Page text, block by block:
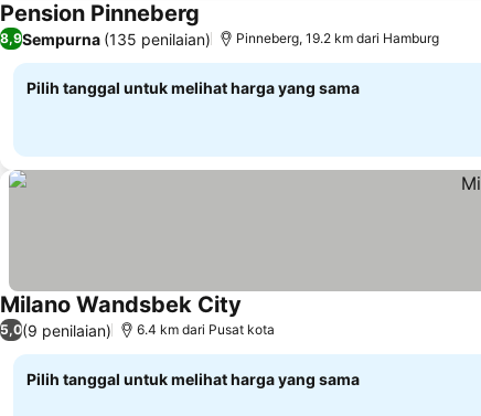
Pension Pinneberg Lihat harga
8,9Sempurna (135 penilaian) Pinneberg, 19.2 km dari Hamburg
Pilih tanggal untuk melihat harga yang sama
Milano Wandsbek City
5,0(9 penilaian) 6.4 km dari Pusat kota
Pilih tanggal untuk melihat harga yang sama